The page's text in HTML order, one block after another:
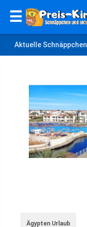
☰
Aktuelle Schnäppchen
Ägypten Urlaub